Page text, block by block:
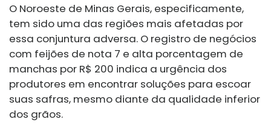
O Noroeste de Minas Gerais, especificamente,
tem sido uma das regiões mais afetadas por
essa conjuntura adversa. O registro de negócios
com feijões de nota 7 e alta porcentagem de
manchas por R$ 200 indica a urgência dos
produtores em encontrar soluções para escoar
suas safras, mesmo diante da qualidade inferior
dos grãos.